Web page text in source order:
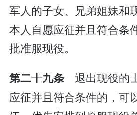
军人的子女、兄弟姐妹和
本人自愿应征并且符合条
批准服现役。
第二十九条 退出现役的
应征并且符合条件的，可